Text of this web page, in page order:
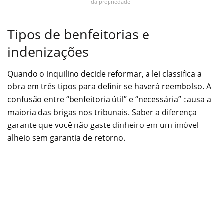
da propriedade
Tipos de benfeitorias e
indenizações
Quando o inquilino decide reformar, a lei classifica a
obra em três tipos para definir se haverá reembolso. A
confusão entre “benfeitoria útil” e “necessária” causa a
maioria das brigas nos tribunais. Saber a diferença
garante que você não gaste dinheiro em um imóvel
alheio sem garantia de retorno.